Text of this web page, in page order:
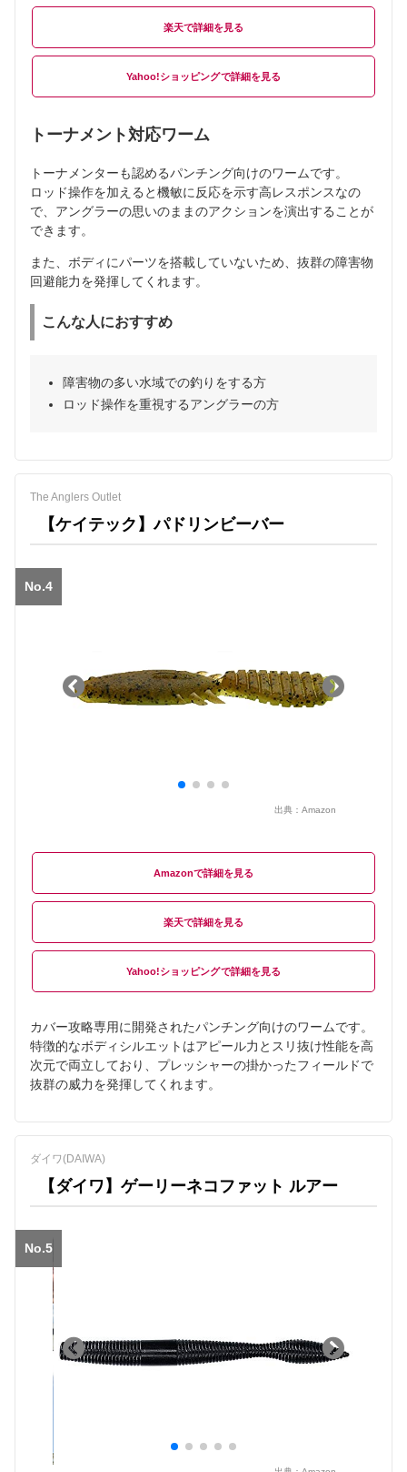
楽天
Yahoo!ショッピング
トーナメント対応ワーム
トーナメンターも認めるパンチング向けのワームです。
ロッド操作を加えると機敏に反応を示す高レスポンスなの
で、アングラーの思いのままのアクションを演出することが
できます。
また、ボディにパーツを搭載していないため、抜群の障害物
回避能力を発揮してくれます。
こんな人におすすめ
障害物の多い水域での釣りをする方
ロッド操作を重視するアングラーの方
The Anglers Outlet
【ケイテック】パドリンビーバー
No.4
出典： Amazon
Amazon
楽天
Yahoo!ショッピング
カバー攻略専用に開発されたパンチング向けのワームです。
特徴的なボディシルエットはアピール力とスリ抜け性能を高
次元で両立しており、プレッシャーの掛かったフィールドで
抜群の威力を発揮してくれます。
ダイワ(DAIWA)
【ダイワ】ゲーリーネコファット ルアー
No.5